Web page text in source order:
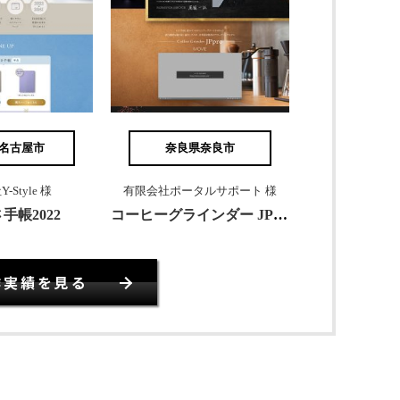
古屋市
Style 様
帳2022
奈良県奈良市
有限会社ポータルサポート 様
コーヒーグラインダー JPpro
実績を見る